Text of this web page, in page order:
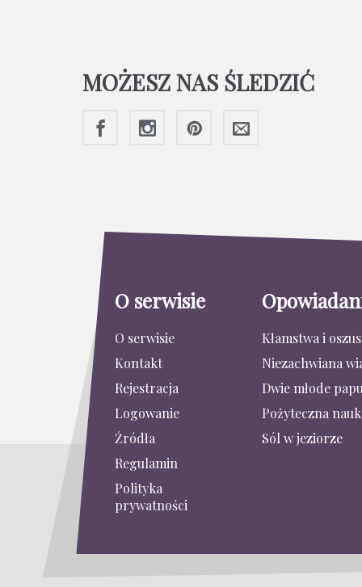
MOŻESZ NAS ŚLEDZIĆ
O serwisie
O serwisie
Kontakt
Rejestracja
Logowanie
Źródła
Regulamin
Polityka
prywatności
Kłamstwa i
Niezachwiana
Dwie młode
Pożyteczna
Sól w jeziorze